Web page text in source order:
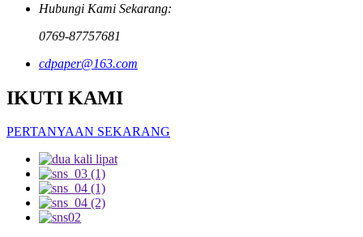
Hubungi Kami Sekarang:
0769-87757681
cdpaper@163.com
IKUTI KAMI
PERTANYAAN SEKARANG